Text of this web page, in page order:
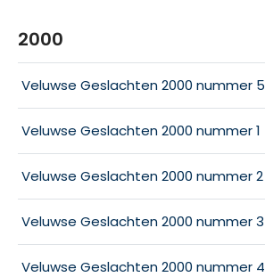
2000
Veluwse Geslachten 2000 nummer 5
Veluwse Geslachten 2000 nummer 1
Veluwse Geslachten 2000 nummer 2
Veluwse Geslachten 2000 nummer 3
Veluwse Geslachten 2000 nummer 4